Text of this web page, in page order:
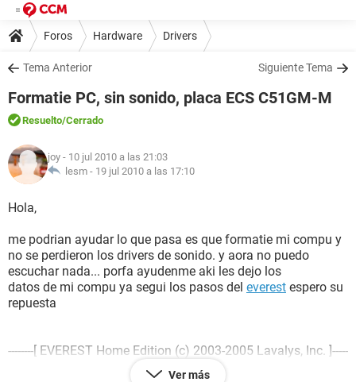
Foros Hardware Drivers
Tema Anterior Siguiente Tema
Formatie PC, sin sonido, placa ECS C51GM-M
Resuelto/Cerrado
joy - 10 jul 2010 a las 21:03
lesm - 19 jul 2010 a las 17:10
Hola,
me podrian ayudar lo que pasa es que formatie mi compu y
no se perdieron los drivers de sonido. y aora no puedo
escuchar nada... porfa ayudenme aki les dejo los
datos de mi compu ya segui los pasos del everest espero su
repuesta
--------[ EVEREST Home Edition (c) 2003-2005 Lavalys, Inc. ]-----
-------------------------------------------------------
Ver más